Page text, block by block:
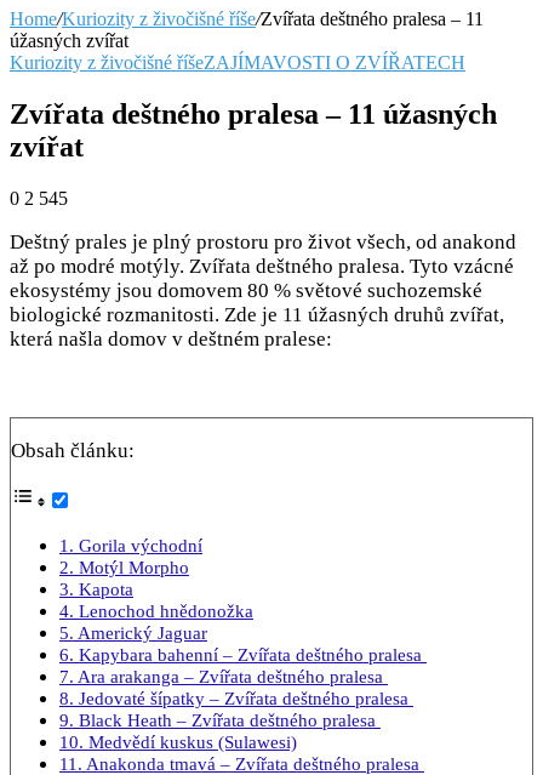
Home/Kuriozity z živočišné říše/Zvířata deštného pralesa – 11
úžasných zvířat
Kuriozity z živočišné říšeZAJÍMAVOSTI O ZVÍŘATECH
Zvířata deštného pralesa – 11 úžasných
zvířat
0 2 545
Deštný prales je plný prostoru pro život všech, od anakond
až po modré motýly. Zvířata deštného pralesa. Tyto vzácné
ekosystémy jsou domovem 80 % světové suchozemské
biologické rozmanitosti. Zde je 11 úžasných druhů zvířat,
která našla domov v deštném pralese:
Obsah článku:
1. Gorila východní
2. Motýl Morpho
3. Kapota
4. Lenochod hnědonožka
5. Americký Jaguar
6. Kapybara bahenní – Zvířata deštného pralesa
7. Ara arakanga – Zvířata deštného pralesa
8. Jedovaté šípatky – Zvířata deštného pralesa
9. Black Heath – Zvířata deštného pralesa
10. Medvědí kuskus (Sulawesi)
11. Anakonda tmavá – Zvířata deštného pralesa